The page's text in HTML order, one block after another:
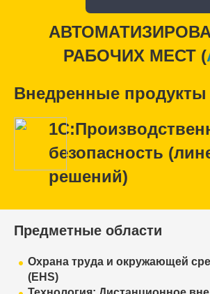
РАБОЧИХ МЕСТ (
Внедренные продукты
безопасность
решений)
Предметные области
Охрана труда и окружающей
(EHS)